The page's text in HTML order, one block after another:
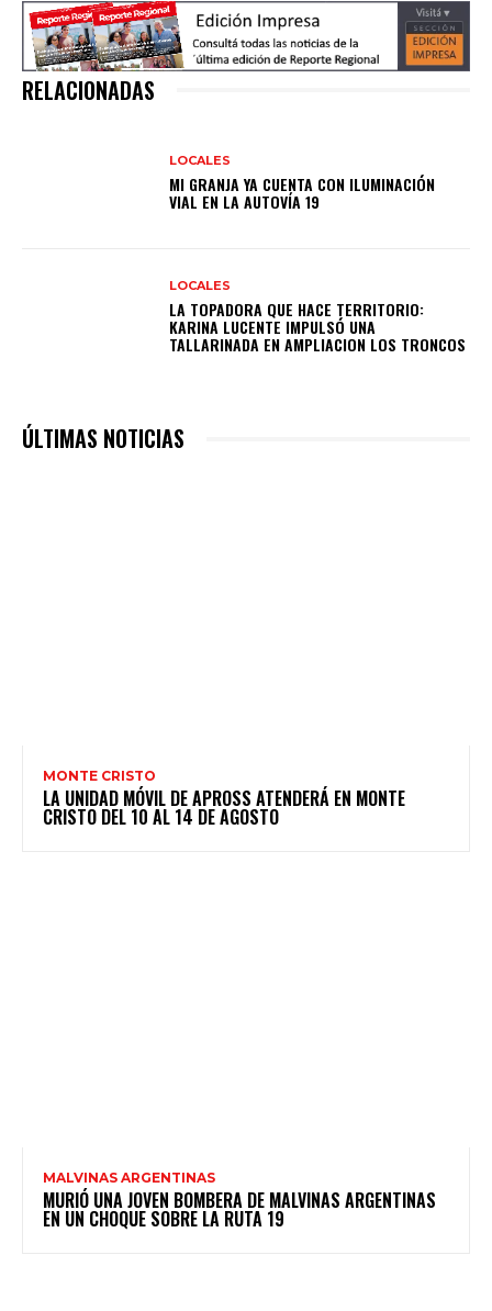
RELACIONADAS
LOCALES
MI GRANJA YA CUENTA CON ILUMINACIÓN
VIAL EN LA AUTOVÍA 19
LOCALES
LA TOPADORA QUE HACE TERRITORIO:
KARINA LUCENTE IMPULSÓ UNA
TALLARINADA EN AMPLIACION LOS TRONCOS
ÚLTIMAS NOTICIAS
MONTE CRISTO
LA UNIDAD MÓVIL DE APROSS ATENDERÁ EN MONTE
CRISTO DEL 10 AL 14 DE AGOSTO
MALVINAS ARGENTINAS
MURIÓ UNA JOVEN BOMBERA DE MALVINAS ARGENTINAS
EN UN CHOQUE SOBRE LA RUTA 19